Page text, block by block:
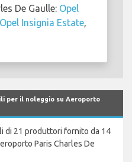
De Gaulle: Opel
Opel Insignia Estate
per il noleggio su Aeroporto
di 21 produttori fornito da 14
Paris Charles De